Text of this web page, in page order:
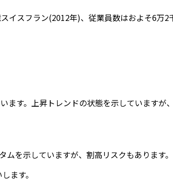
スフラン(2012年)、従業員数はおよそ6万2
す。上昇トレンドの状態を示していますが
を示していますが、割高リスクもあります。
ます。